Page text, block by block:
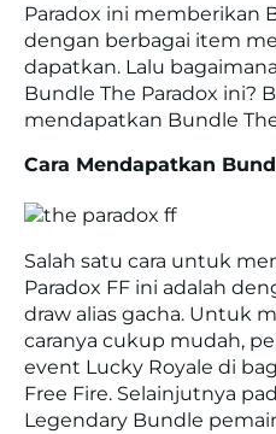
Paradox ini memberikan
dengan berbagai item
dapatkan. Lalu
Bundle The Paradox ini?
mendapatkan Bundle
Cara Mendapatkan
Salah satu cara untuk
Paradox FF ini adalah
draw alias gacha. Untuk
caranya cukup mudah,
event Lucky Royale di
Free Fire. Selainjutnya
Legendary Bundle